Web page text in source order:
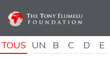
TOUS UN B C D E